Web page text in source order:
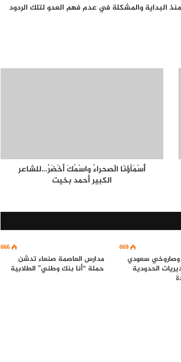
البداية والمشكلة في عدم فهم العدو لتلك الردود
أَسْمَاُؤنَا الّصحراءُ واسْمُكَ أخْضَرُ…للشاعر
الكبير أحمد بخيت
669
سعودي
الحدودية
666
مدارس العاصمة صنعاء تدشن
حملة “أنا بنك وطني” الطلابية